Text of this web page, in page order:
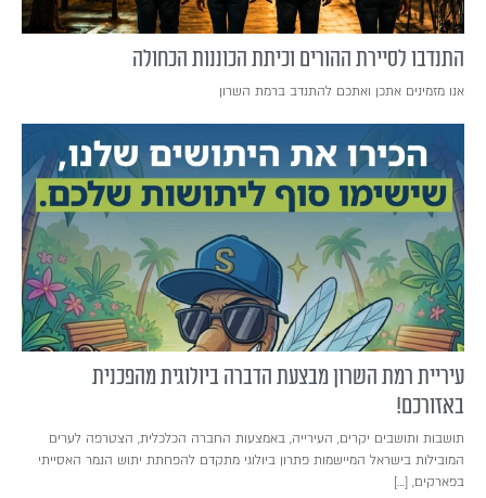
התנדבו לסיירת ההורים וכיתת הכוננות הכחולה
אנו מזמינים אתכן ואתכם להתנדב ברמת השרון
עיריית רמת השרון מבצעת הדברה ביולוגית מהפכנית
באזורכם!
תושבות ותושבים יקרים, העירייה, באמצעות החברה הכלכלית, הצטרפה לערים
המובילות בישראל המיישמות פתרון ביולוגי מתקדם להפחתת יתוש הנמר האסייתי
בפארקים, […]